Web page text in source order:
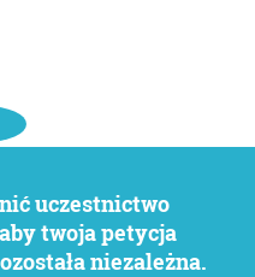
twoja petycja
niezależna.